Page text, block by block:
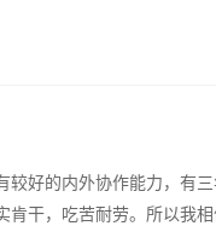
好的内外协作能力，有
干，吃苦耐劳。所以我